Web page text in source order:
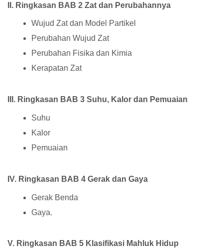
II. Ringkasan BAB 2 Zat dan Perubahannya
Wujud Zat dan Model Partikel
Perubahan Wujud Zat
Perubahan Fisika dan Kimia
Kerapatan Zat
III. Ringkasan BAB 3 Suhu, Kalor dan Pemuaian
Suhu
Kalor
Pemuaian
IV. Ringkasan BAB 4 Gerak dan Gaya
Gerak Benda
Gaya.
V. Ringkasan BAB 5 Klasifikasi Mahluk Hidup